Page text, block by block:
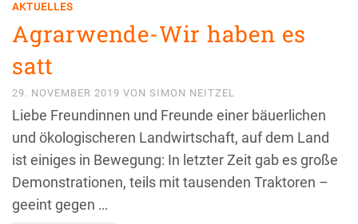
AKTUELLES
Agrarwende-Wir haben es
satt
29. NOVEMBER 2019 VON SIMON NEITZEL
Liebe Freundinnen und Freunde einer bäuerlichen
und ökologischeren Landwirtschaft, auf dem Land
ist einiges in Bewegung: In letzter Zeit gab es große
Demonstrationen, teils mit tausenden Traktoren –
geeint gegen …